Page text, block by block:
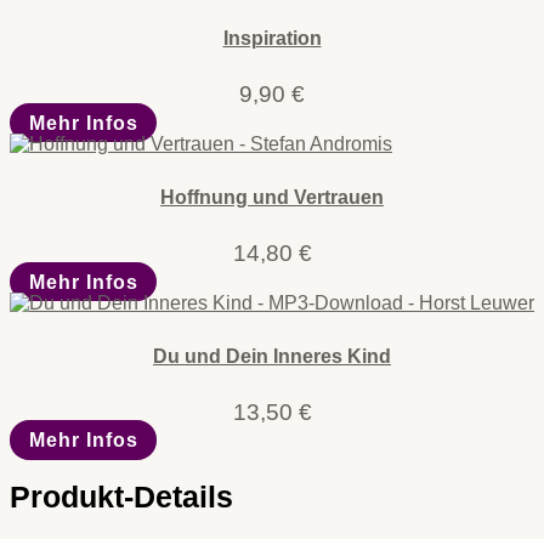
Inspiration
9,90 €
Mehr Infos
Hoffnung und Vertrauen
14,80 €
Mehr Infos
Du und Dein Inneres Kind
13,50 €
Mehr Infos
Produkt-Details